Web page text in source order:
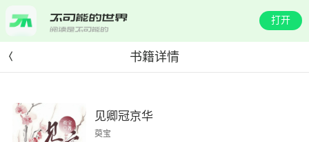
打开
书籍详情
见卿冠京华
萸宝